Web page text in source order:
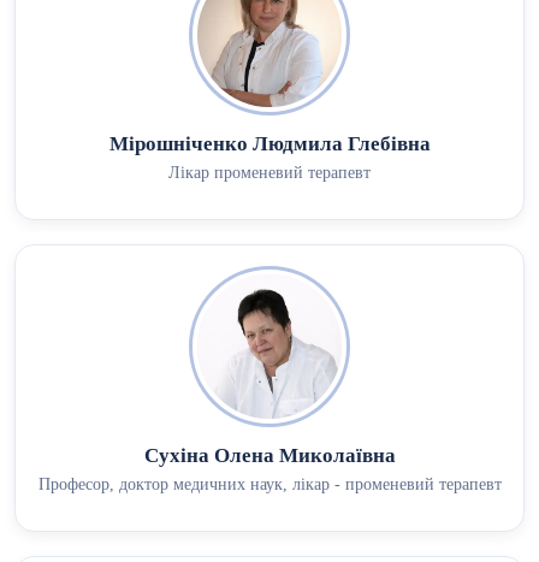
Мірошніченко Людмила Глебівна
Лікар променевий терапевт
Сухіна Олена Миколаївна
Професор, доктор медичних наук, лікар - променевий терапевт